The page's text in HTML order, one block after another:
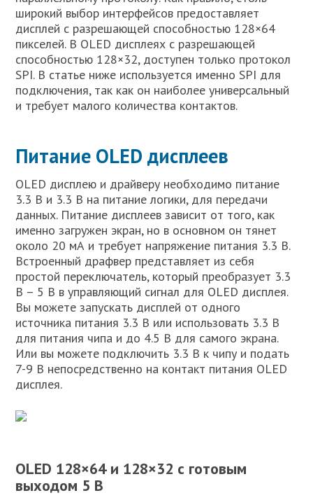
широкий выбор интерфейсов предоставляет
дисплей с разрешающей способностью 128×64
пикселей. В OLED дисплеях с разрешающей
способностью 128×32, доступен только протокол
SPI. В статье ниже используется именно SPI для
подключения, так как он наиболее универсальный
и требует малого количества контактов.
Питание OLED дисплеев
OLED дисплею и драйверу необходимо питание
3.3 В и 3.3 В на питание логики, для передачи
данных. Питание дисплеев зависит от того, как
именно загружен экран, но в основном он тянет
около 20 мА и требует напряжение питания 3.3 В.
Встроенный драфвер представляет из себя
простой переключатель, который преобразует 3.3
В – 5 В в управляющий сигнал для OLED дисплея.
Вы можете запускать дисплей от одного
источника питания 3.3 В или использовать 3.3 В
для питания чипа и до 4.5 В для самого экрана.
Или вы можете подключить 3.3 В к чипу и подать
7-9 В непосредственно на контакт питания OLED
дисплея.
OLED 128×64 и 128×32 с готовым
выходом 5 В